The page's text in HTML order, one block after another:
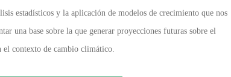
estadísticos y la aplicación de modelos de crecimiento que nos
una base sobre la que generar proyecciones futuras sobre el
el contexto de cambio climático.